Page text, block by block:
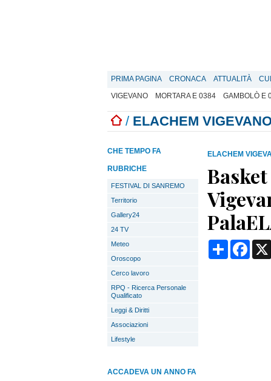
PRIMA PAGINA CRONACA ATTUALITÀ
VIGEVANO
MORTARA E 0384 GAMBOLÒ E
/ ELACHEM
CHE TEMPO FA
RUBRICHE
FESTIVAL DI SANREMO
Territorio
Gallery24
24 TV
Meteo
Oroscopo
Cerco lavoro
RPQ - Ricerca Personale
Qualificato
Leggi & Diritti
Associazioni
Lifestyle
ACCADEVA UN ANNO FA
ELACHEM
Condividi